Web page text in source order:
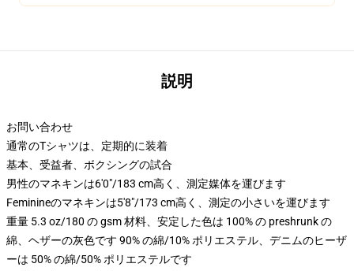
説明
お問い合わせ
通常のTシャツは、定期的に装着
基本、受益者、ボクシングの試合
男性のマネキンは6'0"/183 cm高く、測定媒体を運びます
Feminineのマネキンは5'8"/173 cm高く、測定の小さいを運びます
重量 5.3 oz/180 の gsm 材料、安定した色は 100% の preshrunk の
綿、ヘザーの灰色です 90% の綿/10% ポリエステル、デニムのヒーザ
ーは 50% の綿/50% ポリエステルです